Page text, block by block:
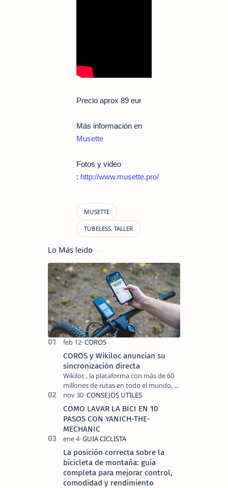
Precio aprox 89 eur
Más información en
Musette
Fotos y video
: http://www.musette.pro/
Lo Más leido
COROS y Wikiloc anuncian su
sincronización directa
Wikiloc , la plataforma con más de 60
millones de rutas en todo el mundo, y
COROS , marca de dispositivos GPS
reconocida mundialmente por su
tecnolo…
COMO LAVAR LA BICI EN 10
PASOS CON YANICH-THE-
MECHANIC
La posición correcta sobre la
bicicleta de montaña: guía
completa para mejorar control,
comodidad y rendimiento